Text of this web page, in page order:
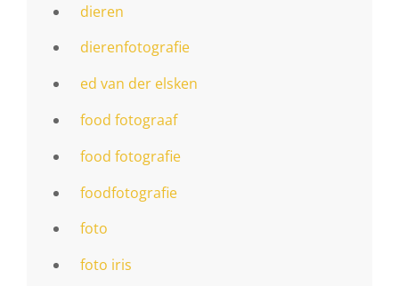
dieren
dierenfotografie
ed van der elsken
food fotograaf
food fotografie
foodfotografie
foto
foto iris